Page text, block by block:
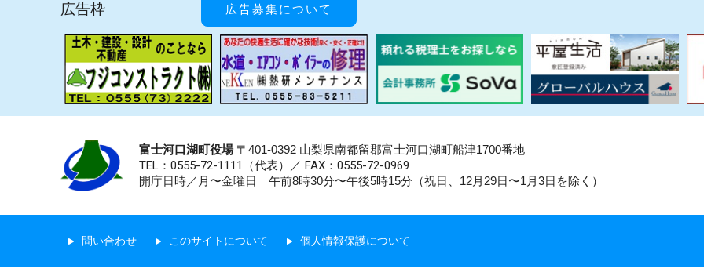
広告枠 広告募集について
富士河口湖町役場〒401-0392 山梨県南都留郡富士河口湖町船津1700番地
TEL：0555-72-1111 （代表）／ FAX：0555-72-0969
開庁日時／月〜金曜日 午前8時30分〜午後5時15分（祝日、12月29日〜1月3日を除く）
問い合わせ このサイトについて 個人情報保護について